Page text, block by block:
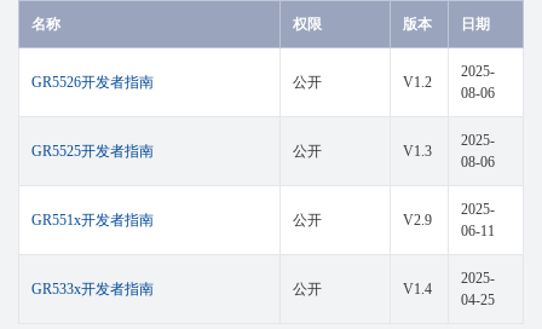
名称 权限 版本 日期
GR5526开发者指南 公开 V1.2
2025-
08-06
GR5525开发者指南 公开 V1.3
2025-
08-06
GR551x开发者指南 公开 V2.9
2025-
06-11
GR533x开发者指南 公开 V1.4
2025-
04-25